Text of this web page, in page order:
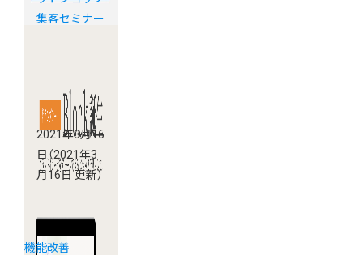
集客セミナー
2021年3月16
日 （2021年3
月16日 更新）
機能改善